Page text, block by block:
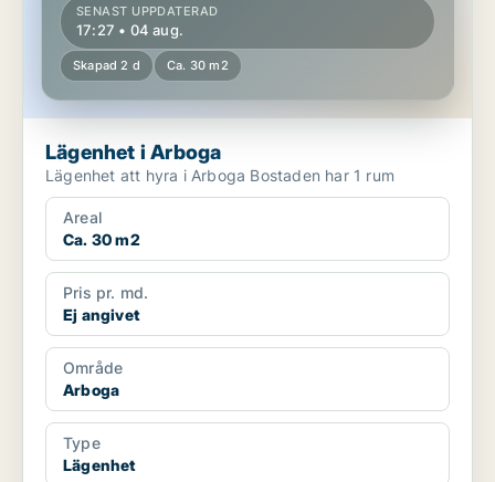
SENAST UPPDATERAD
17:27 • 04 aug.
Skapad 2 d Ca. 30 m2
Lägenhet i Arboga
Lägenhet att hyra i Arboga Bostaden har 1 rum
Areal
Ca. 30 m2
Pris pr. md.
Ej angivet
Område
Arboga
Type
Lägenhet